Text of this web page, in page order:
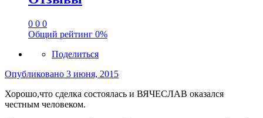
0 0 0
Общий рейтинг 0%
Поделиться
Опубликовано 3 июня, 2015
Хорошо,что сделка состоялась и ВЯЧЕСЛАВ оказался
честным человеком.